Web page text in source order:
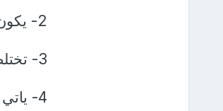
2- يكون قبره ظلام شديد ولا يرى نورا ابدا
3- تختلط اضلاعه بعضها مع بعض من شدة ضيق القبر
4-